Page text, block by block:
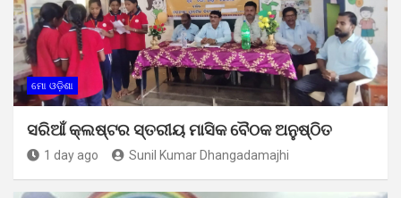
ମୋ ଓଡ଼ିଶା
ସରିଆଁ କ୍ଲଷ୍ଟର ସ୍ତରୀୟ ମାସିକ ବୈଠକ ଅନୁଷ୍ଠିତ
1 day ago Sunil Kumar Dhangadamajhi